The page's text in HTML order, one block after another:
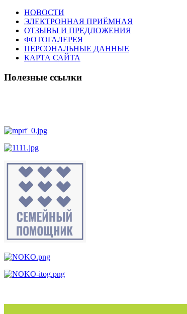
НОВОСТИ
ЭЛЕКТРОННАЯ ПРИЁМНАЯ
ОТЗЫВЫ И ПРЕДЛОЖЕНИЯ
ФОТОГАЛЕРЕЯ
ПЕРСОНАЛЬНЫЕ ДАННЫЕ
КАРТА САЙТА
Полезные ссылки